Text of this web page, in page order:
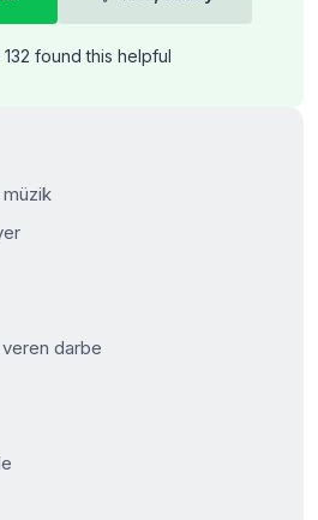
found this helpful
müzik
veren darbe